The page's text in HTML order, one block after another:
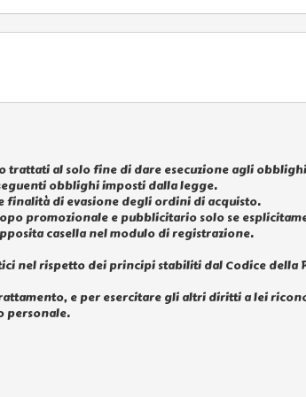
trattati al solo fine di dare esecuzione agli
obblighi imposti dalla legge.
di evasione degli ordini di acquisto.
promozionale e pubblicitario solo se
casella nel modulo di registrazione.
nel rispetto dei principi stabiliti dal Codice della
e per esercitare gli altri diritti a lei
personale.